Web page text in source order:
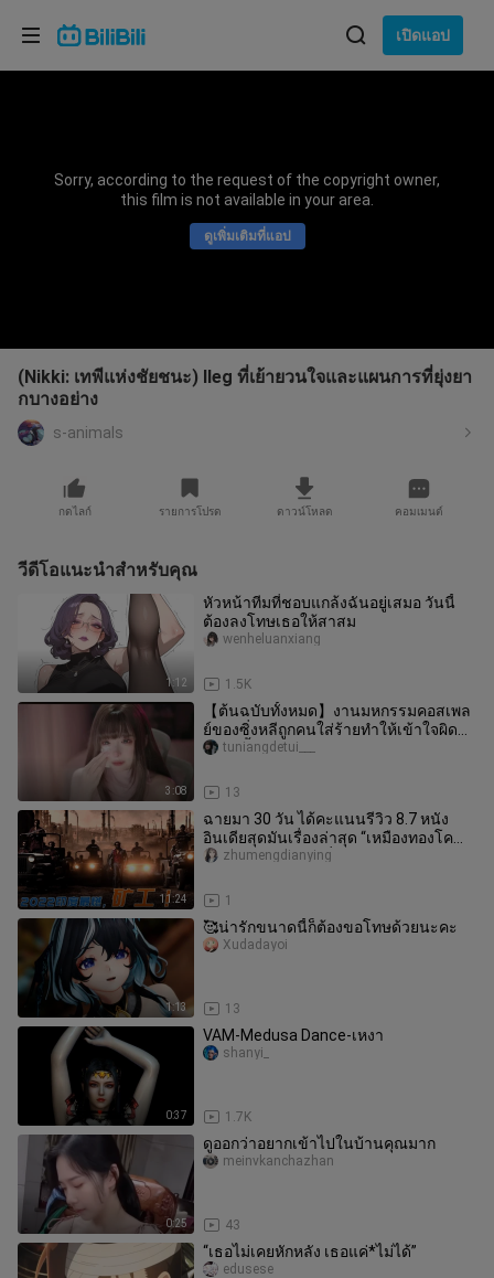
เปิดแอป
Sorry, according to the request of the copyright owner,
this film is not available in your area.
ดูเพิ่มเติมที่แอป
(Nikki: เทพีแห่งชัยชนะ) Ileg ที่เย้ายวนใจและแผนการที่ยุ่งยา
กบางอย่าง
s-animals
กดไลก์ รายการโปรด ดาวน์โหลด คอมเมนต์
วีดีโอแนะนำสำหรับคุณ
1:12
หัวหน้าทีมที่ชอบแกล้งฉันอยู่เสมอ วันนี้
ต้องลงโทษเธอให้สาสม
1.5K
wenheluanxiang
3:08
【ต้นฉบับทั้งหมด】งานมหกรรมคอสเพล
ย์ของซิ่งหลีถูกคนใส่ร้ายทำให้เข้าใจผิด
จนถึงขั้นโมโหจนร้องไห้
13
tuniangdetui___
11:24
ฉายมา 30 วัน ได้คะแนนรีวิว 8.7 หนัง
อินเดียสุดมันเรื่องล่าสุด “เหมืองทองโค
ราล 2” น่าเสียดายที่ยังไม่ไ
1
zhumengdianying
1:13
🥰น่ารักขนาดนี้ก็ต้องขอโทษด้วยนะคะ
13
Xudadayoi
0:37
VAM-Medusa Dance-เหงา
1.7K
shanyi_
0:25
ดูออกว่าอยากเข้าไปในบ้านคุณมาก
43
meinvkanchazhan
“เธอไม่เคยหักหลัง เธอแค่*ไม่ได้”
edusese
เลือกภาษา